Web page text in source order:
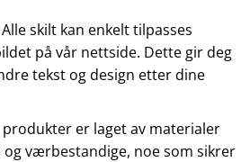
skilt kan enkelt tilpasses
på vår nettside. Dette gir deg
tekst og design etter dine
er laget av materialer
værbestandige, noe som sikrer